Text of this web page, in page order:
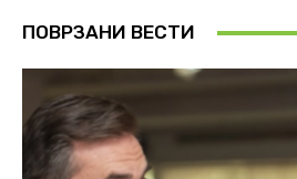
ПОВРЗАНИ ВЕСТИ